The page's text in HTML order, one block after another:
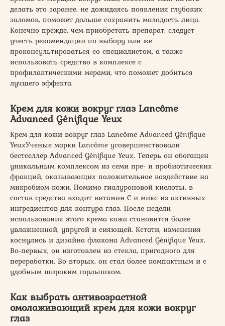
делать это заранее, не дожидаясь появления глубоких
заломов, поможет дольше сохранить молодость лица.
Конечно прежде, чем приобретать препарат, следует
учесть рекомендации по выбору или же
проконсультироваться со специалистом, а также
использовать средство в комплексе с
профилактическими мерами, что поможет добиться
лучшего эффекта.
Крем для кожи вокруг глаз Lancôme
Advanced Génifique Yeux
Крем для кожи вокруг глаз Lancôme Advanced Génifique
YeuxУченые марки Lancôme усовершенствовали
бестселлер Advanced Génifique Yeux. Теперь он обогащен
уникальным комплексом из семи пре- и пробиотических
фракций, оказывающих положительное воздействие на
микробиом кожи. Помимо гиалуроновой кислоты, в
состав средства входит витамин С и микс из активных
ингредиентов для контура глаз. После недели
использования этого крема кожа становится более
увлажненной, упругой и сияющей. Кстати, изменения
коснулись и дизайна флакона Advanced Génifique Yeux.
Во-первых, он изготовлен из стекла, пригодного для
переработки. Во-вторых, он стал более компактным и с
удобным широким горлышком.
Как выбрать антивозрастной
омолаживающий крем для кожи вокруг
глаз